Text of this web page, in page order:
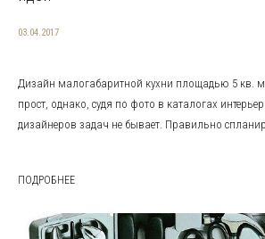
03.04.2017
Дизайн малогабаритной кухни площадью 5 кв. м
прост, однако, судя по фото в каталогах
дизайнеров задач не бывает. Правильно
ПОДРОБНЕЕ